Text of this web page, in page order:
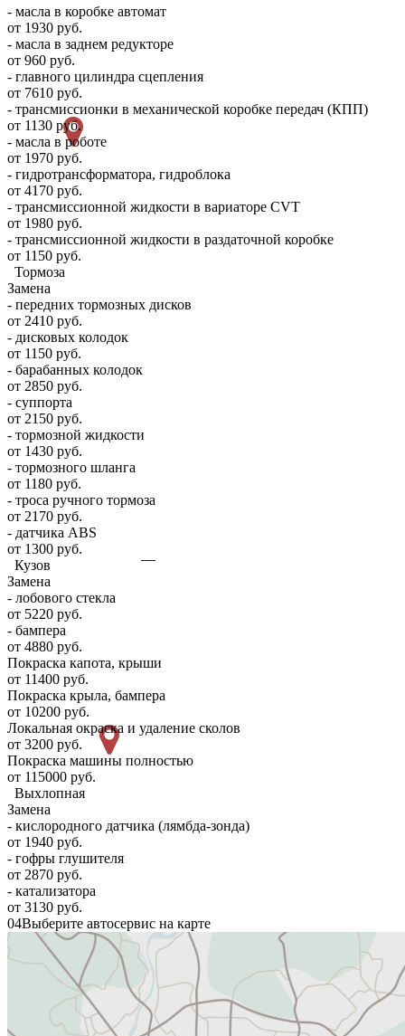
- масла в коробке автомат
от 1930 руб.
- масла в заднем редукторе
от 960 руб.
- главного цилиндра сцепления
от 7610 руб.
- трансмиссионки в механической коробке передач (КПП)
от 1130 руб.
- масла в роботе
от 1970 руб.
- гидротрансформатора, гидроблока
от 4170 руб.
- трансмиссионной жидкости в вариаторе CVT
от 1980 руб.
- трансмиссионной жидкости в раздаточной коробке
от 1150 руб.
Тормоза
Замена
- передних тормозных дисков
от 2410 руб.
- дисковых колодок
от 1150 руб.
- барабанных колодок
от 2850 руб.
- суппорта
от 2150 руб.
- тормозной жидкости
от 1430 руб.
- тормозного шланга
от 1180 руб.
- троса ручного тормоза
от 2170 руб.
- датчика ABS
от 1300 руб.
Кузов
Замена
- лобового стекла
от 5220 руб.
- бампера
от 4880 руб.
Покраска капота, крыши
от 11400 руб.
Покраска крыла, бампера
от 10200 руб.
Локальная окраска и удаление сколов
от 3200 руб.
Покраска машины полностью
от 115000 руб.
Выхлопная
Замена
- кислородного датчика (лямбда-зонда)
от 1940 руб.
- гофры глушителя
от 2870 руб.
- катализатора
от 3130 руб.
04Выберите автосервис на карте